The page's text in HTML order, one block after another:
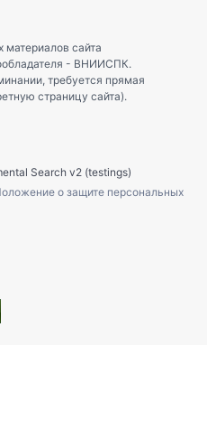
сайта
- ВНИИСПК.
требуется прямая
страницу сайта).
Search v2 (testings)
о защите персональных